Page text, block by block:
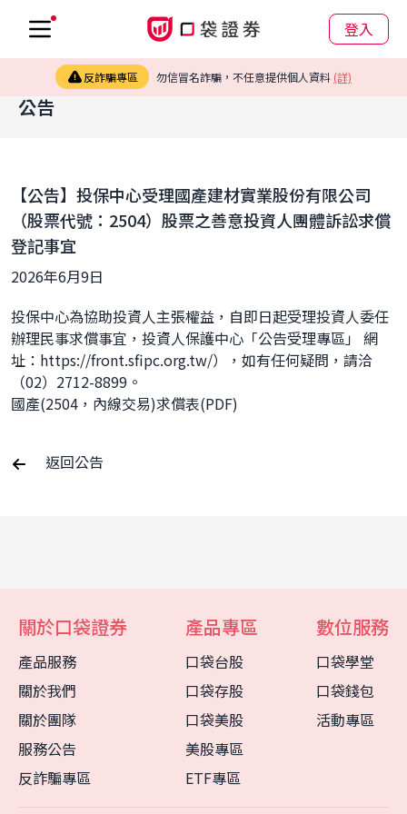
登入
反詐騙專區 勿信冒名詐騙，不任意提供個人資料 (詳)
公告
【公告】投保中心受理國產建材實業股份有限公司
（股票代號：2504）股票之善意投資人團體訴訟求償
登記事宜
2026年6月9日
投保中心為協助投資人主張權益，自即日起受理投資人委任
辦理民事求償事宜，投資人保護中心「公告受理專區」 網
址：https://front.sfipc.org.tw/），如有任何疑問，請洽
（02）2712-8899。
國產(2504，內線交易)求償表(PDF)
返回公告
關於口袋證券
產品服務
關於我們
關於團隊
服務公告
反詐騙專區
產品專區
口袋台股
口袋存股
口袋美股
美股專區
ETF專區
數位服務
口袋學堂
口袋錢包
活動專區